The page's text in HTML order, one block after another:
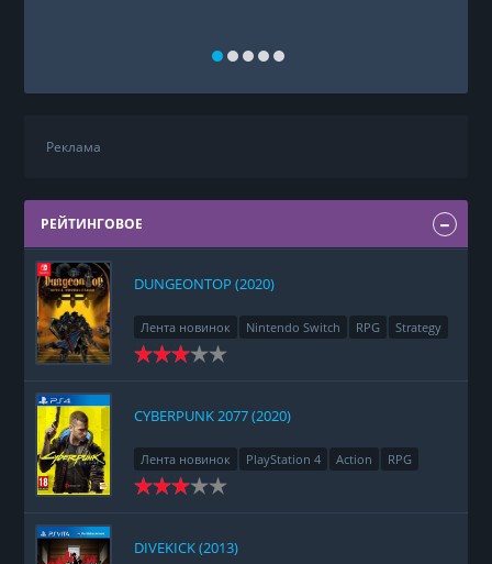
Реклама
РЕЙТИНГОВОЕ
DUNGEONTOP (2020)
Лента новинок Nintendo Switch RPG Strategy
CYBERPUNK 2077 (2020)
Лента новинок PlayStation 4 Action
RPG
Racing
Adventure
DIVEKICK (2013)